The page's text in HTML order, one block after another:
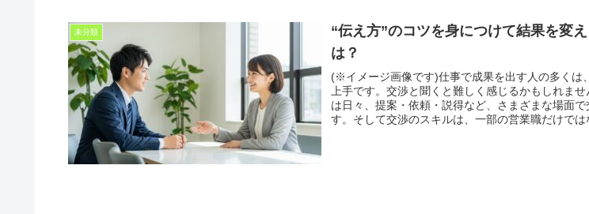
未分類
“伝え方”のコツを身につけて結果を変
は？
(※イメージ画像です)仕事で成果を出す人の多くは
上手です。交渉と聞くと難しく感じるかもしれま
は日々、提案・依頼・説得など、さまざまな場面で
す。そして交渉のスキルは、一部の営業職だけでは